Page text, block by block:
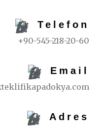
Telefon
+90-545-218-20-60
Email
Adres